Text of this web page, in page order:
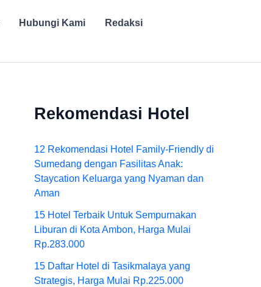
Hubungi Kami
Redaksi
Rekomendasi Hotel
12 Rekomendasi Hotel Family-Friendly di
Sumedang dengan Fasilitas Anak:
Staycation Keluarga yang Nyaman dan
Aman
15 Hotel Terbaik Untuk Sempurnakan
Liburan di Kota Ambon, Harga Mulai
Rp.283.000
15 Daftar Hotel di Tasikmalaya yang
Strategis, Harga Mulai Rp.225.000